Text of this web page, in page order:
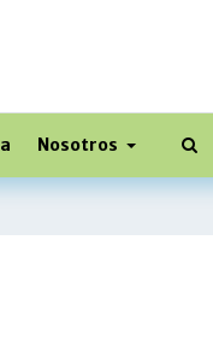
Nosotros